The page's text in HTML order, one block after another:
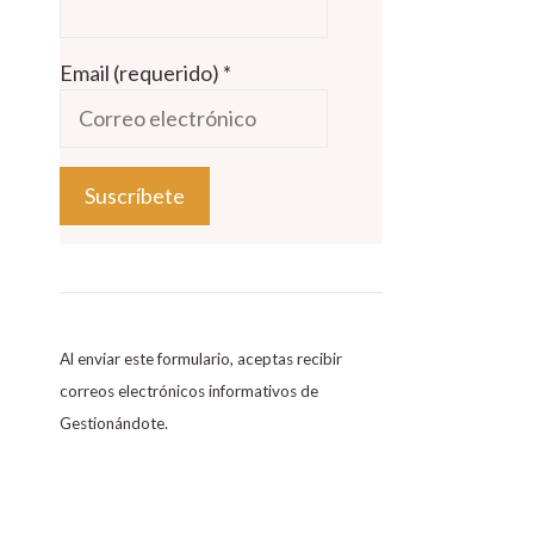
Email (requerido) *
o
s
t
a
Al enviar este formulario, aceptas recibir
correos electrónicos informativos de
Gestionándote.